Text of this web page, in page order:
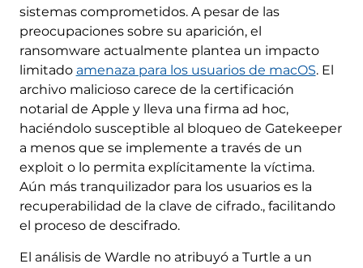
sistemas comprometidos. A pesar de las
preocupaciones sobre su aparición, el
ransomware actualmente plantea un impacto
limitado amenaza para los usuarios de macOS. El
archivo malicioso carece de la certificación
notarial de Apple y lleva una firma ad hoc,
haciéndolo susceptible al bloqueo de Gatekeeper
a menos que se implemente a través de un
exploit o lo permita explícitamente la víctima.
Aún más tranquilizador para los usuarios es la
recuperabilidad de la clave de cifrado., facilitando
el proceso de descifrado.
El análisis de Wardle no atribuyó a Turtle a un